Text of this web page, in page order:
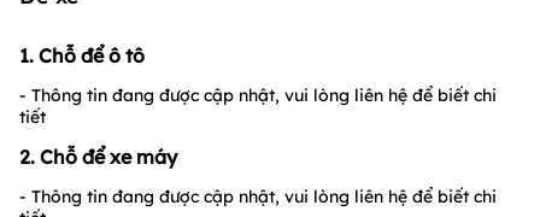
1. Chỗ để ô tô
- Thông tin đang được cập nhật, vui lòng liên hệ để biết chi
tiết
2. Chỗ để xe máy
- Thông tin đang được cập nhật, vui lòng liên hệ để biết chi